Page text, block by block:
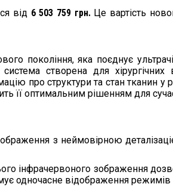
системи
Висока
NIR/
кнопки
від 6 503 759 грн.Це вартість
покоління, яка поєднує
створена для
про структури та стан тканин у
її оптимальним рішенням для
з неймовірною
інфрачервоного зображення
одночасне відображення режимів